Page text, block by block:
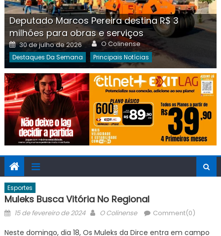
Deputado Marcos Pereira destina R$ 3
milhões para obras e serviços
Posted
on
30 de julho de 2026 Author
O Colinense
Destaques Da Semana Principais Notícias
Esportes
Muleks Busca Vitória No Regional
Posted
15 de fevereiro de 2024 Author
O Colinense Comment(0)
Neste domingo, dia 18, Os Muleks da Dirce entra em campo